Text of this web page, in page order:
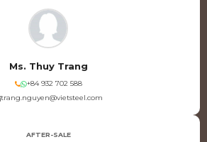
Ms. Thuy Trang
+84 932 702 588
trang.nguyen@vietsteel.com
AFTER-SALE